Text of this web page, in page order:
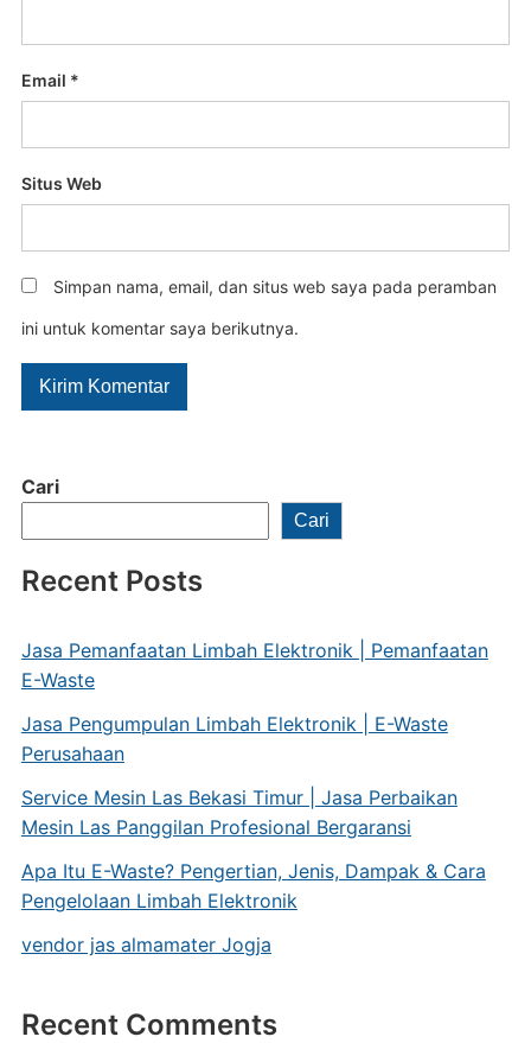
Cari
Cari
Recent Posts
Jasa Pemanfaatan Limbah Elektronik | Pemanfaatan
E-Waste
Jasa Pengumpulan Limbah Elektronik | E-Waste
Perusahaan
Service Mesin Las Bekasi Timur | Jasa Perbaikan
Mesin Las Panggilan Profesional Bergaransi
Apa Itu E-Waste? Pengertian, Jenis, Dampak & Cara
Pengelolaan Limbah Elektronik
vendor jas almamater Jogja
Recent Comments
Email *
Situs Web
Simpan nama, email, dan situs web saya pada peramban
ini untuk komentar saya berikutnya.